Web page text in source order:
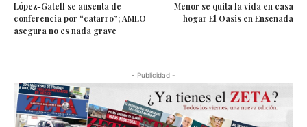
López-Gatell se ausenta de
conferencia por “catarro”; AMLO
asegura no es nada grave
Menor se quita la vida en casa
hogar El Oasis en Ensenada
- Publicidad -